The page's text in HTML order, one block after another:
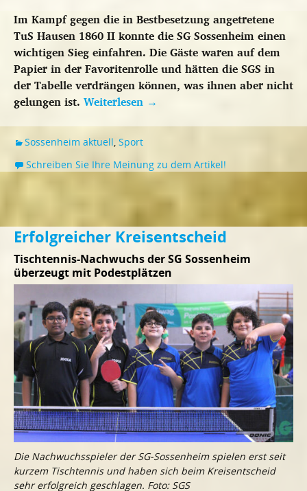
Im Kampf gegen die in Bestbesetzung angetretene
TuS Hausen 1860 II konnte die SG Sossenheim einen
wichtigen Sieg einfahren. Die Gäste waren auf dem
Papier in der Favoritenrolle und hätten die SGS in
der Tabelle verdrängen können, was ihnen aber nicht
gelungen ist. Weiterlesen →
Sossenheim aktuell, Sport
Schreiben Sie Ihre Meinung zu dem Artikel!
Erfolgreicher Kreisentscheid
Tischtennis-Nachwuchs der SG Sossenheim
überzeugt mit Podestplätzen
Die Nachwuchsspieler der SG-Sossenheim spielen erst seit
kurzem Tischtennis und haben sich beim Kreisentscheid
sehr erfolgreich geschlagen. Foto: SGS